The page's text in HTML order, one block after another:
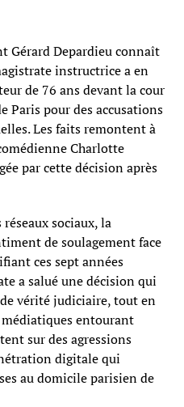
Gérard Depardieu connaît
instructrice a en
de 76 ans devant la cour
Paris pour des accusations
Les faits remontent à
Charlotte
par cette décision après
sociaux, la
de soulagement face
ces sept années
a salué une décision qui
vérité judiciaire, tout en
entourant
sur des agressions
digitale qui
au domicile parisien de